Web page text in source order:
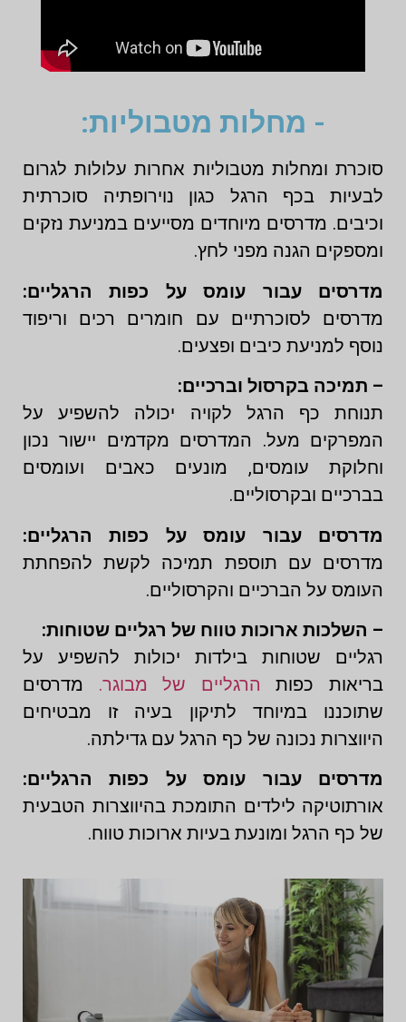
- מחלות מטבוליות:
סוכרת ומחלות מטבוליות אחרות עלולות לגרום
לבעיות בכף הרגל כגון נוירופתיה סוכרתית
וכיבים. מדרסים מיוחדים מסייעים במניעת נזקים
ומספקים הגנה מפני לחץ.
מדרסים עבור עומס על כפות הרגליים:
מדרסים לסוכרתיים עם חומרים רכים וריפוד
נוסף למניעת כיבים ופצעים.
– תמיכה בקרסול וברכיים:
תנוחת כף הרגל לקויה יכולה להשפיע על
המפרקים מעל. המדרסים מקדמים יישור נכון
וחלוקת עומסים, מונעים כאבים ועומסים
בברכיים ובקרסוליים.
מדרסים עבור עומס על כפות הרגליים:
מדרסים עם תוספת תמיכה לקשת להפחתת
העומס על הברכיים והקרסוליים.
– השלכות ארוכות טווח של רגליים שטוחות:
רגליים שטוחות בילדות יכולות להשפיע על
בריאות כפות הרגליים של מבוגר. מדרסים
שתוכננו במיוחד לתיקון בעיה זו מבטיחים
היווצרות נכונה של כף הרגל עם גדילתה.
מדרסים עבור עומס על כפות הרגליים:
אורתוטיקה לילדים התומכת בהיווצרות הטבעית
של כף הרגל ומונעת בעיות ארוכות טווח.